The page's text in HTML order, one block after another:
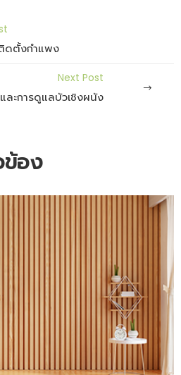
ดตั้งกำแพง
Next Post
ละการดูแลบัวเชิงผนัง
ข้อง